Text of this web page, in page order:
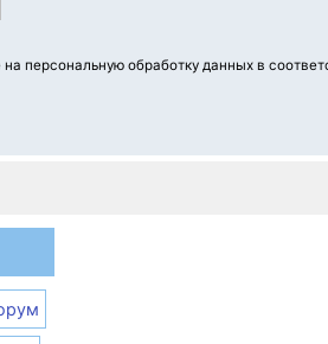
персональную обработку данных в